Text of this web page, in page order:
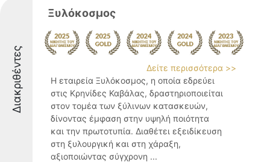
Διακριθέντες
Ξυλόκοσμος
Δείτε περισσότερα >>
Η εταιρεία Ξυλόκοσμος, η οποία εδρεύει
στις Κρηνίδες Καβάλας, δραστηριοποιείται
στον τομέα των ξύλινων κατασκευών,
δίνοντας έμφαση στην υψηλή ποιότητα
και την πρωτοτυπία. Διαθέτει εξειδίκευση
στη ξυλουργική και στη χάραξη,
αξιοποιώντας σύγχρονη ...